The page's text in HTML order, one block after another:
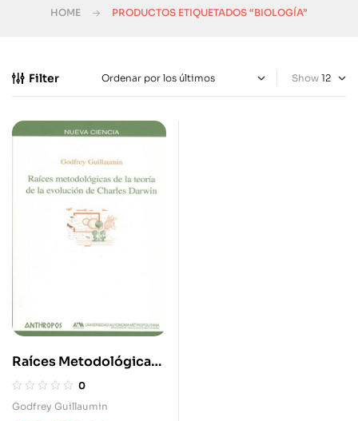
HOME PRODUCTOS ETIQUETADOS “BIOLOGÍA”
Filter Show
Raíces Metodológicas
De La Teoría De La
Evolución De Charles
0
Godfrey Guillaumin